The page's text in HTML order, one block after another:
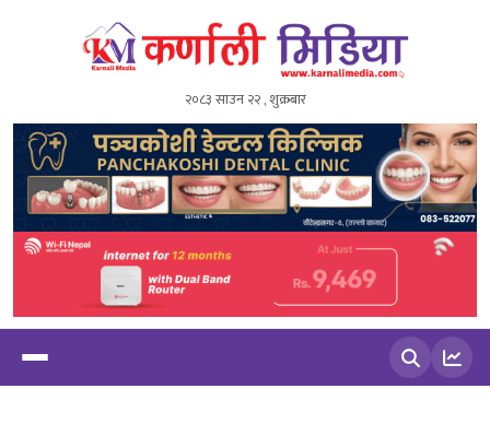
२०८३ साउन २२ , शुक्रबार